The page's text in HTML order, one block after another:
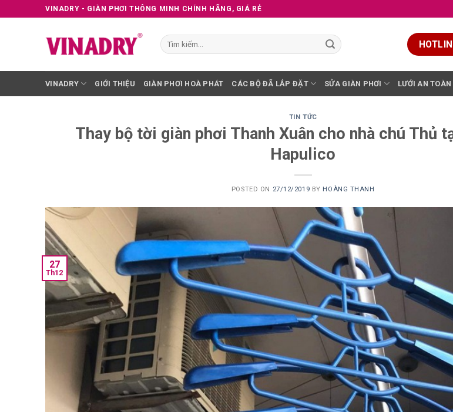
to
VINADRY - GIÀN PHƠI THÔNG MINH CHÍNH HÃNG, GIÁ RẺ
Tìm
kiếm:
VINADRY GIỚI THIỆU GIÀN PHƠI HOÀ PHÁT CÁC BỘ ĐÃ LẮP ĐẶT SỬA GIÀN PHƠI LƯỚI AN TOÀN
TIN TỨC
Thay bộ tời giàn phơi Thanh Xuân cho nhà chú Thủ
Hapulico
POSTED ON 27/12/2019 BY HOÀNG THANH
27
Th12